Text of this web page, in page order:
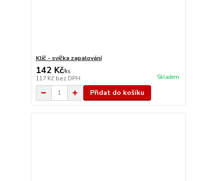
Klíč - svíčka zapalování
142 Kč/ks
117 Kč bez DPH Skladem
Přidat do košíku